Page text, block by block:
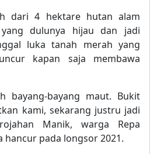
dari 4 hektare hutan alam
dulunya hijau dan jadi
luka tanah merah yang
kapan saja membawa
bayang-bayang maut. Bukit
kami, sekarang justru jadi
Manik, warga Repa
hancur pada longsor 2021.